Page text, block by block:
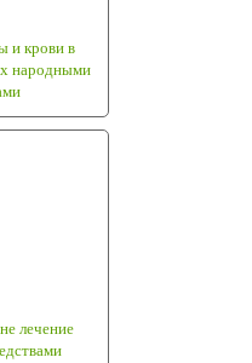
и крови в
народными
лечение